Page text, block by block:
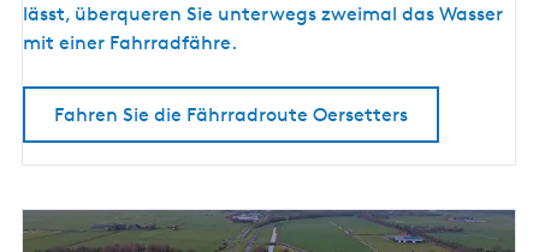
t
e
e
F
lässt, überqueren Sie unterwegs zweimal das Wasser
mit einer Fahrradfähre.
Fahren Sie die Fährradroute Oersetters